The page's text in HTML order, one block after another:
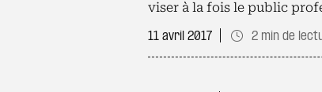
viser à la fois le public
11 avril 2017 2 min de